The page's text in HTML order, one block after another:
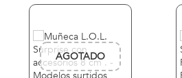
AGOTADO